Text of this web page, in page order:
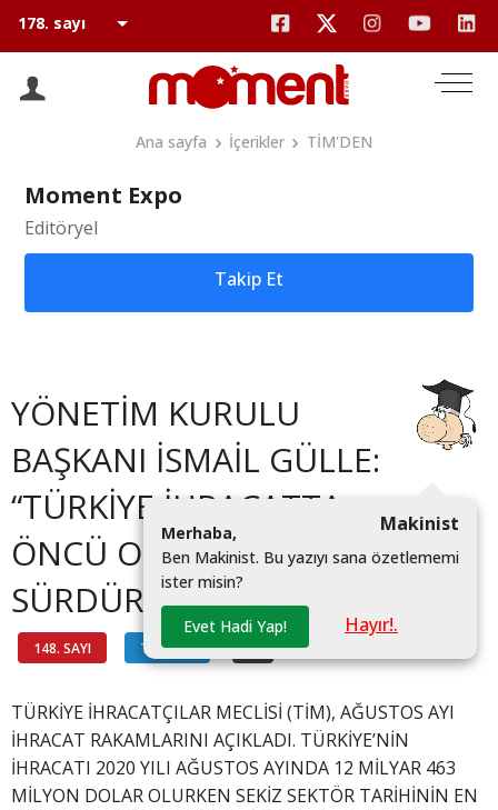
Ana sayfa İçerikler TİM'DEN
Moment Expo
Editöryel
Takip Et
YÖNETİM KURULU
BAŞKANI İSMAİL GÜLLE:
“TÜRKİYE İHRACATTA
ÖNCÜ OLMAYI
SÜRDÜRECEK”
148. SAYI TİM'DEN #
Makinist
Merhaba,
Ben Makinist. Bu yazıyı sana özetlememi
ister misin?
Evet Hadi Yap! Hayır!.
TÜRKİYE İHRACATÇILAR MECLİSİ (TİM), AĞUSTOS AYI
İHRACAT RAKAMLARINI AÇIKLADI. TÜRKİYE’NİN
İHRACATI 2020 YILI AĞUSTOS AYINDA 12 MİLYAR 463
MİLYON DOLAR OLURKEN SEKİZ SEKTÖR TARİHİNİN EN